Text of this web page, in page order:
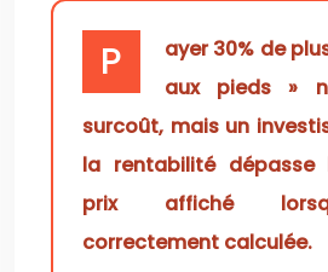
Payer 30% de plus pour un « ski
aux pieds »
surcoût, mais un
la rentabilité dépasse
prix affiché
correctement calculée.